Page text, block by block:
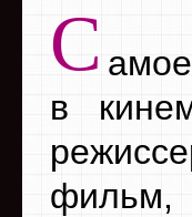
С
в
фильм,